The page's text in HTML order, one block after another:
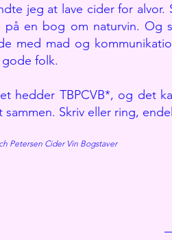
jeg at lave cider for alvor.
på en bog om naturvin. Og
med mad og
folk.
hedder TBPCVB*, og det
sammen. Skriv eller ring,
Petersen Cider Vin Bogstaver